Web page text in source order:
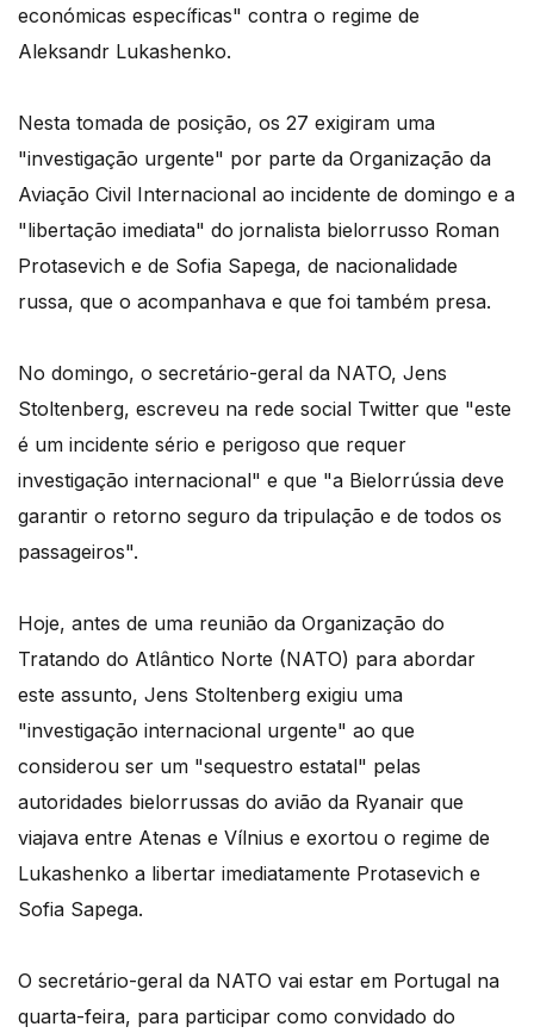
económicas específicas" contra o regime de
Aleksandr Lukashenko.
Nesta tomada de posição, os 27 exigiram uma
"investigação urgente" por parte da Organização da
Aviação Civil Internacional ao incidente de domingo e a
"libertação imediata" do jornalista bielorrusso Roman
Protasevich e de Sofia Sapega, de nacionalidade
russa, que o acompanhava e que foi também presa.
No domingo, o secretário-geral da NATO, Jens
Stoltenberg, escreveu na rede social Twitter que "este
é um incidente sério e perigoso que requer
investigação internacional" e que "a Bielorrússia deve
garantir o retorno seguro da tripulação e de todos os
passageiros".
Hoje, antes de uma reunião da Organização do
Tratando do Atlântico Norte (NATO) para abordar
este assunto, Jens Stoltenberg exigiu uma
"investigação internacional urgente" ao que
considerou ser um "sequestro estatal" pelas
autoridades bielorrussas do avião da Ryanair que
viajava entre Atenas e Vílnius e exortou o regime de
Lukashenko a libertar imediatamente Protasevich e
Sofia Sapega.
O secretário-geral da NATO vai estar em Portugal na
quarta-feira, para participar como convidado do